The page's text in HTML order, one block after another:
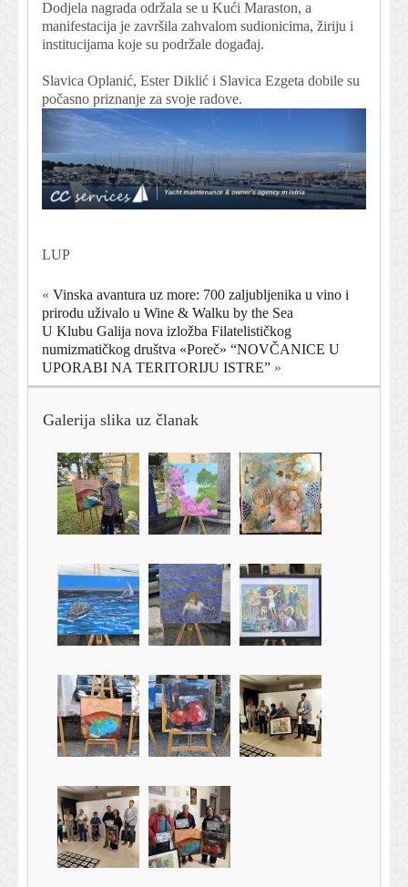
Dodjela nagrada održala se u Kući Maraston, a
manifestacija je završila zahvalom sudionicima, žiriju i
institucijama koje su podržale događaj.
Slavica Oplanić, Ester Diklić i Slavica Ezgeta dobile su
počasno priznanje za svoje radove.
LUP
« Vinska avantura uz more: 700 zaljubljenika u vino i
prirodu uživalo u Wine & Walku by the Sea
U Klubu Galija nova izložba Filatelističkog
numizmatičkog društva «Poreč» “NOVČANICE U
UPORABI NA TERITORIJU ISTRE” »
Galerija slika uz članak